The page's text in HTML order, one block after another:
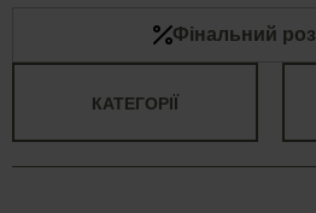
Фінальний
КАТЕГОРІЇ